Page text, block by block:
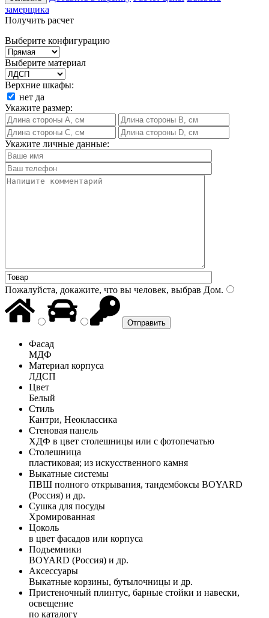
замерщика
Получить расчет
Выберите конфигурацию
Выберите материал
Верхние шкафы:
нет да
Укажите размер:
Укажите личные данные:
Пожалуйста, докажите, что вы человек, выбрав Дом.
Фасад
МДФ
Материал корпуса
ЛДСП
Цвет
Белый
Стиль
Кантри, Неоклассика
Стеновая панель
ХДФ в цвет столешницы или с фотопечатью
Столешница
пластиковая; из искусственного камня
Выкатные системы
ПВШ полного открывания, тандембоксы BOYARD
(Россия) и др.
Сушка для посуды
Хромированная
Цоколь
в цвет фасадов или корпуса
Подъемники
BOYARD (Россия) и др.
Аксессуары
Выкатные корзины, бутылочницы и др.
Пристеночный плинтус, барные стойки и навески,
освещение
по каталогу